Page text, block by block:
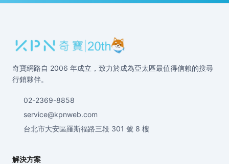
奇寶網路自 2006 年成立，致力於成為亞太區最值得信賴的搜尋
行銷夥伴。
02-2369-8858
service@kpnweb.com
台北市大安區羅斯福路三段 301 號 8 樓
解決方案